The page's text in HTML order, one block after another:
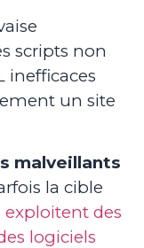
scripts non
inefficaces
un site
malveillants
la cible
des
logiciels